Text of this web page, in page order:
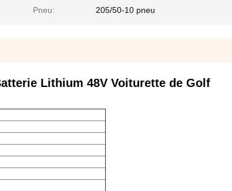
Pneu: 205/50-10 pneu
Lithium 48V Voiturette de Golf